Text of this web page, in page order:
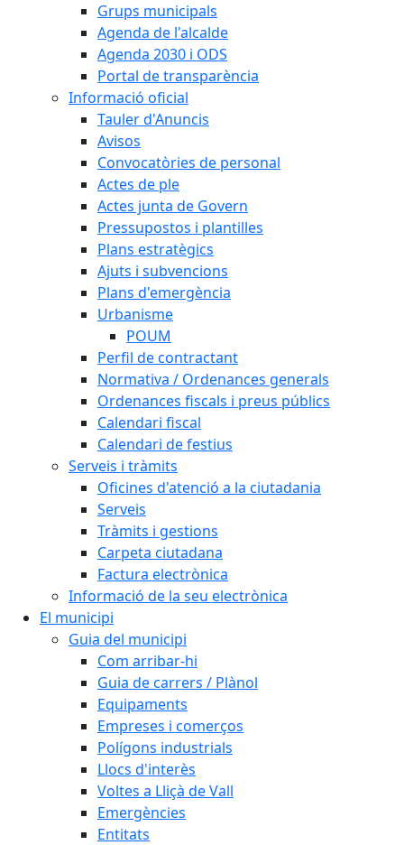
Grups municipals
Agenda de l'alcalde
Agenda 2030 i ODS
Portal de transparència
Informació oficial
Tauler d'Anuncis
Avisos
Convocatòries de personal
Actes de ple
Actes junta de Govern
Pressupostos i plantilles
Plans estratègics
Ajuts i subvencions
Plans d'emergència
Urbanisme
POUM
Perfil de contractant
Normativa / Ordenances generals
Ordenances fiscals i preus públics
Calendari fiscal
Calendari de festius
Serveis i tràmits
Oficines d'atenció a la ciutadania
Serveis
Tràmits i gestions
Carpeta ciutadana
Factura electrònica
Informació de la seu electrònica
El municipi
Guia del municipi
Com arribar-hi
Guia de carrers / Plànol
Equipaments
Empreses i comerços
Polígons industrials
Llocs d'interès
Voltes a Lliçà de Vall
Emergències
Entitats